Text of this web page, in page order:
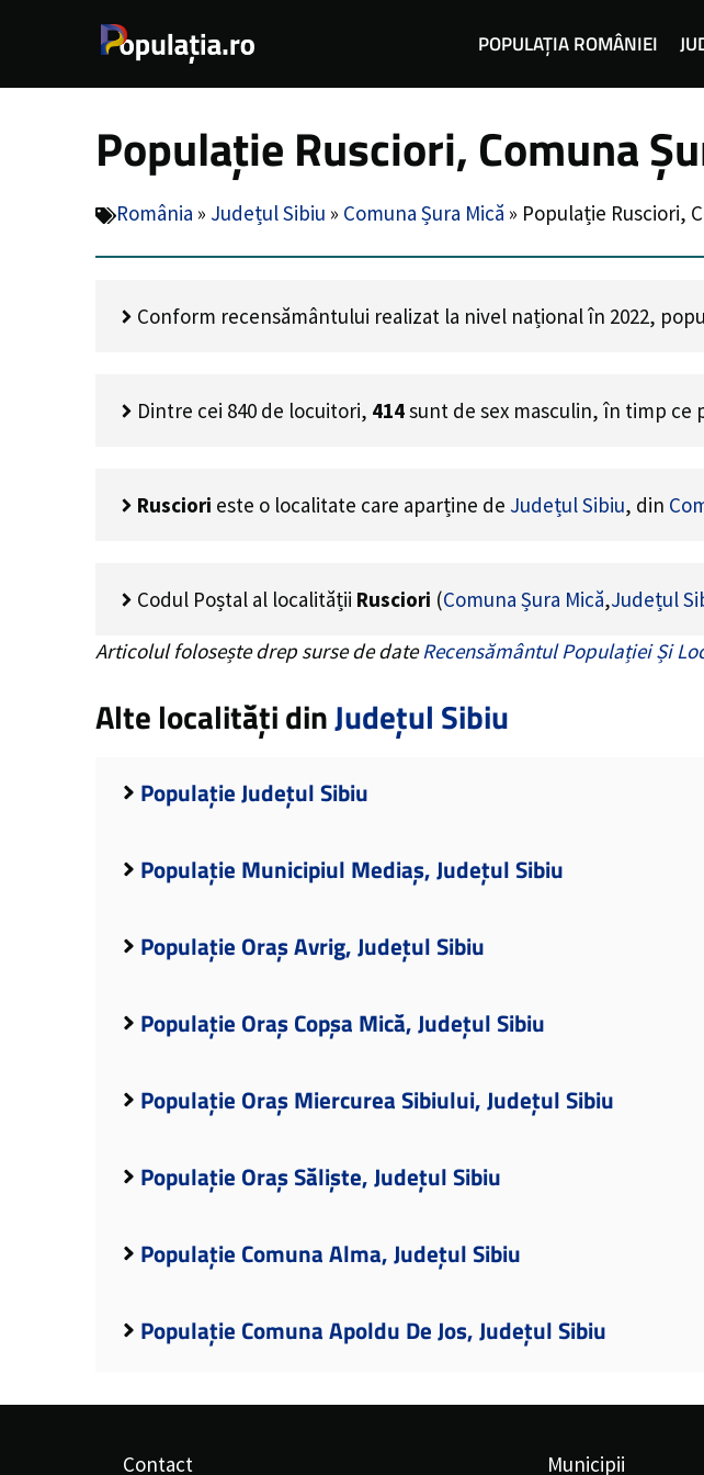
POPULAȚIA ROMÂNIEI
Populație Rusciori, Comuna
România » Județul Sibiu » Comuna Șura Mică » Populație Rusciori,
Conform recensământului realizat la nivel național în 2022,
Dintre cei 840 de locuitori, 414sunt de sex masculin, în timp ce
Rusciori este o localitate care aparține de Județul Sibiu, din
Codul Poștal al localității Rusciori (Comuna Șura Mică,Județul
Articolul folosește drep surse de dateRecensământul Populației Și
Alte localități dinJudețul Sibiu
Populație Județul Sibiu
Populație Municipiul Mediaș, Județul Sibiu
Populație Oraș Avrig, Județul Sibiu
Populație Oraș Copșa Mică, Județul Sibiu
Populație Oraș Miercurea Sibiului, Județul Sibiu
Populație Oraș Săliște, Județul Sibiu
Populație Comuna Alma, Județul Sibiu
Populație Comuna Apoldu De Jos, Județul Sibiu
Contact Municipii